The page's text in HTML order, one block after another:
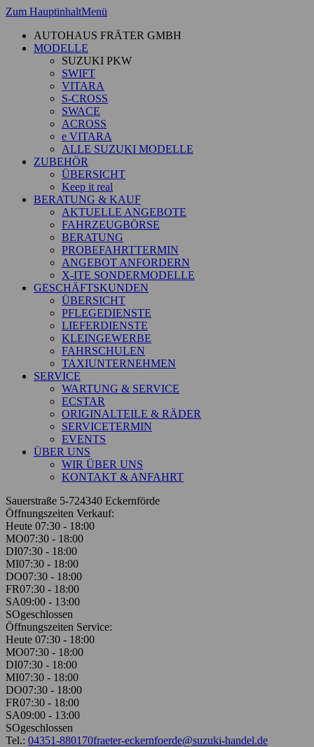
Zum HauptinhaltMenü
AUTOHAUS FRÄTER GMBH
MODELLE
SUZUKI PKW
SWIFT
VITARA
S-CROSS
SWACE
ACROSS
e VITARA
ALLE SUZUKI MODELLE
ZUBEHÖR
ÜBERSICHT
Keep it real
BERATUNG & KAUF
AKTUELLE ANGEBOTE
FAHRZEUGBÖRSE
BERATUNG
PROBEFAHRTTERMIN
ANGEBOT ANFORDERN
X-ITE SONDERMODELLE
GESCHÄFTSKUNDEN
ÜBERSICHT
PFLEGEDIENSTE
LIEFERDIENSTE
KLEINGEWERBE
FAHRSCHULEN
TAXIUNTERNEHMEN
SERVICE
WARTUNG & SERVICE
ECSTAR
ORIGINALTEILE & RÄDER
SERVICETERMIN
EVENTS
ÜBER UNS
WIR ÜBER UNS
KONTAKT & ANFAHRT
Sauerstraße 5-724340 Eckernförde
Öffnungszeiten Verkauf:
Heute 07:30 - 18:00
MO07:30 - 18:00
DI07:30 - 18:00
MI07:30 - 18:00
DO07:30 - 18:00
FR07:30 - 18:00
SA09:00 - 13:00
SOgeschlossen
Öffnungszeiten Service:
Heute 07:30 - 18:00
MO07:30 - 18:00
DI07:30 - 18:00
MI07:30 - 18:00
DO07:30 - 18:00
FR07:30 - 18:00
SA09:00 - 13:00
SOgeschlossen
Tel.: 04351-880170fraeter-eckernfoerde@suzuki-handel.de